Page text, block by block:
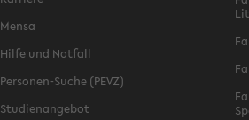
Mensa
Hilfe und Notfall
Personen-Suche (PEVZ)
Studienangebot